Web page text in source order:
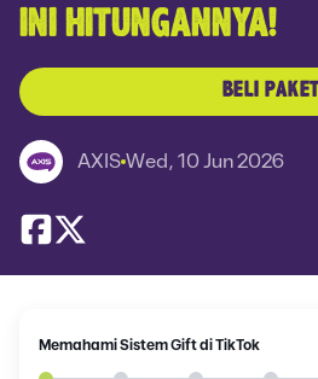
INI HITUNGANNYA!
BELI PAKET
AXIS Wed, 10 Jun 2026
Memahami Sistem Gift di TikTok